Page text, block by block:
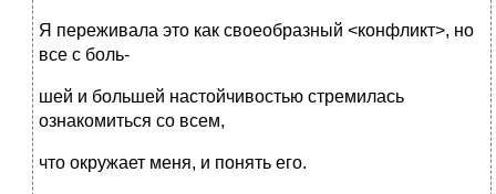
Я переживала это как своеобразный <конфликт>, но
все с боль-
шей и большей настойчивостью стремилась
ознакомиться со всем,
что окружает меня, и понять его.